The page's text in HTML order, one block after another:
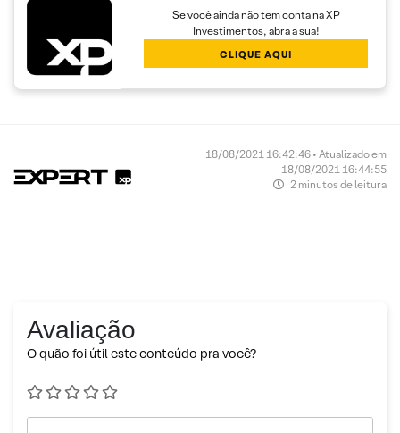
Se você ainda não tem conta na XP
Investimentos, abra a sua!
CLIQUE AQUI
18/08/2021 16:42:46 • Atualizado em
18/08/2021 16:44:55
2 minutos de leitura
Avaliação
O quão foi útil este conteúdo pra você?